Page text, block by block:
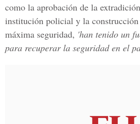
como la aprobación de la
institución policial y la construcción
máxima seguridad, 'han tenido un
para recuperar la seguridad en el